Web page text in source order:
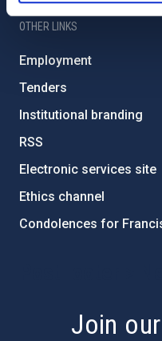
OTHER LINKS
Employment
Tenders
Institutional branding
RSS
Electronic services site
Ethics channel
Condolences for
Join